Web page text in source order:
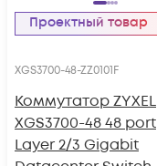
Проектный товар
XGS3700-48-ZZ0101F
Коммутатор ZYXEL
XGS3700-48 48 port
Layer 2/3 Gigabit